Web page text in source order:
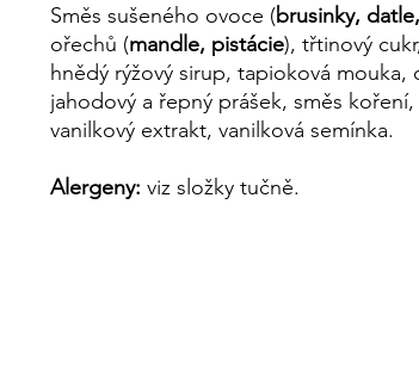
Směs sušeného ovoce (brusinky,
ořechů (mandle, pistácie), třtinový
hnědý rýžový sirup, tapioková mouka,
jahodový a řepný prášek, směs
vanilkový extrakt, vanilková semínka.
Alergeny: viz složky tučně.